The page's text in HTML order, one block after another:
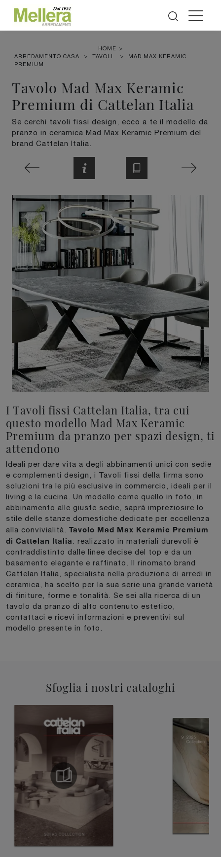
HOME >
ARREDAMENTO CASA
> TAVOLI >
MAD MAX KERAMIC
PREMIUM
Tavolo Mad Max Keramic
Premium di Cattelan Italia
Se cerchi tavoli fissi design, ecco a te il modello da
pranzo in ceramica Mad Max Keramic Premium del
brand Cattelan Italia.
I Tavoli fissi Cattelan Italia, tra cui
questo modello Mad Max Keramic
Premium da pranzo per spazi design, ti
attendono
Ideali per dare vita a degli abbinamenti unici con sedie
e complementi design, i Tavoli fissi della firma sono
soluzioni tra le più esclusive in commercio, ideali per il
living e la cucina. Un modello come quello in foto, in
abbinamento alle giuste sedie, saprà impreziosire lo
stile delle stanze domestiche dedicate per eccellenza
alla convivialità. Tavolo Mad Max Keramic Premium
di Cattelan Italia: realizzato in materiali durevoli è
contraddistinto dalle linee decise del top e da un
basamento elegante e raffinato. Il rinomato brand
Cattelan Italia, specialista nella produzione di arredi in
ceramica, ha scelto per la sua serie una grande varietà
di finiture, forme e tonalità. Se sei alla ricerca di un
tavolo da pranzo di alto contenuto estetico,
contattaci e ricevi informazioni e preventivi sul
modello presente in foto.
Sfoglia i nostri cataloghi